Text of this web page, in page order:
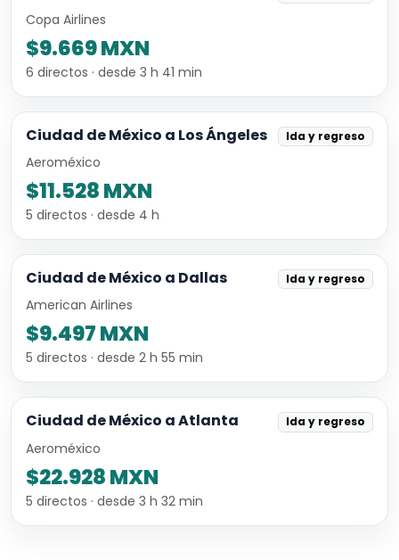
Copa Airlines
$9.669 MXN
6 directos · desde 3 h 41 min
Ciudad de México a Los Ángeles Ida y regreso
Aeroméxico
$11.528 MXN
5 directos · desde 4 h
Ciudad de México a Dallas Ida y regreso
American Airlines
$9.497 MXN
5 directos · desde 2 h 55 min
Ciudad de México a Atlanta Ida y regreso
Aeroméxico
$22.928 MXN
5 directos · desde 3 h 32 min